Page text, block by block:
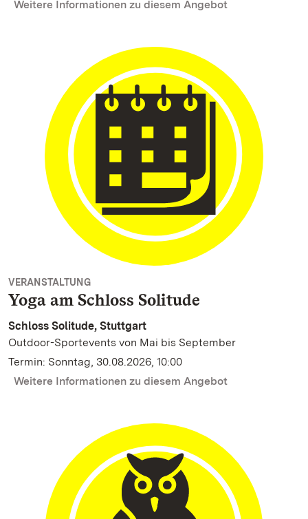
Weitere Informationen zu diesem Angebot
VERANSTALTUNG
Yoga am Schloss Solitude
Schloss Solitude, Stuttgart
Outdoor-Sportevents von Mai bis September
Termin: Sonntag, 30.08.2026, 10:00
Weitere Informationen zu diesem Angebot